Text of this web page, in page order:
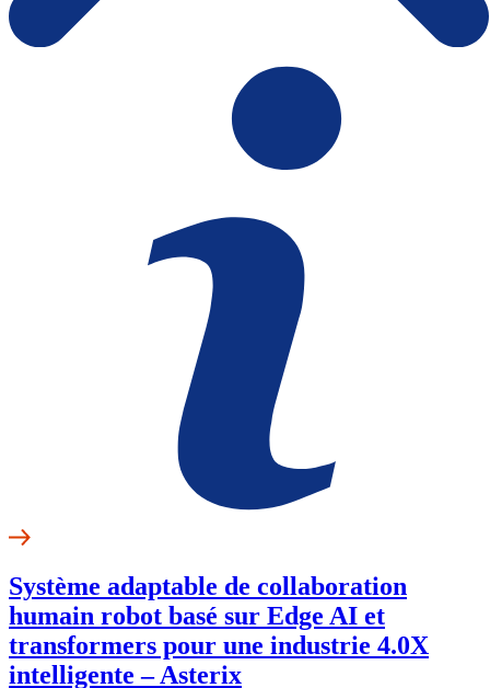
Système adaptable de collaboration
humain robot basé sur Edge AI et
transformers pour une industrie 4.0X
intelligente – Asterix